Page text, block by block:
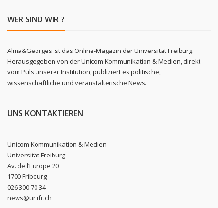
WER SIND WIR ?
Alma&Georges ist das Online-Magazin der Universität Freiburg.
Herausgegeben von der Unicom Kommunikation & Medien, direkt
vom Puls unserer Institution, publiziert es politische,
wissenschaftliche und veranstalterische News.
UNS KONTAKTIEREN
Unicom Kommunikation & Medien
Universität Freiburg
Av. de l’Europe 20
1700 Fribourg
026 300 70 34
news@unifr.ch